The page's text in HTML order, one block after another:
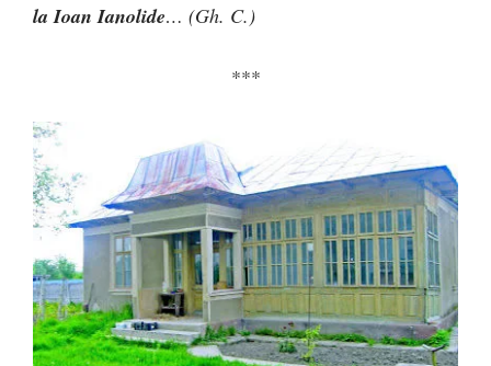
la Ioan Ianolide… (Gh. C.)
***